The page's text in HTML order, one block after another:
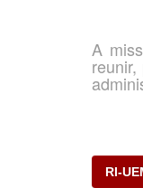
A
RI-